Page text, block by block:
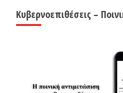
Κυβερνοεπιθέσεις –